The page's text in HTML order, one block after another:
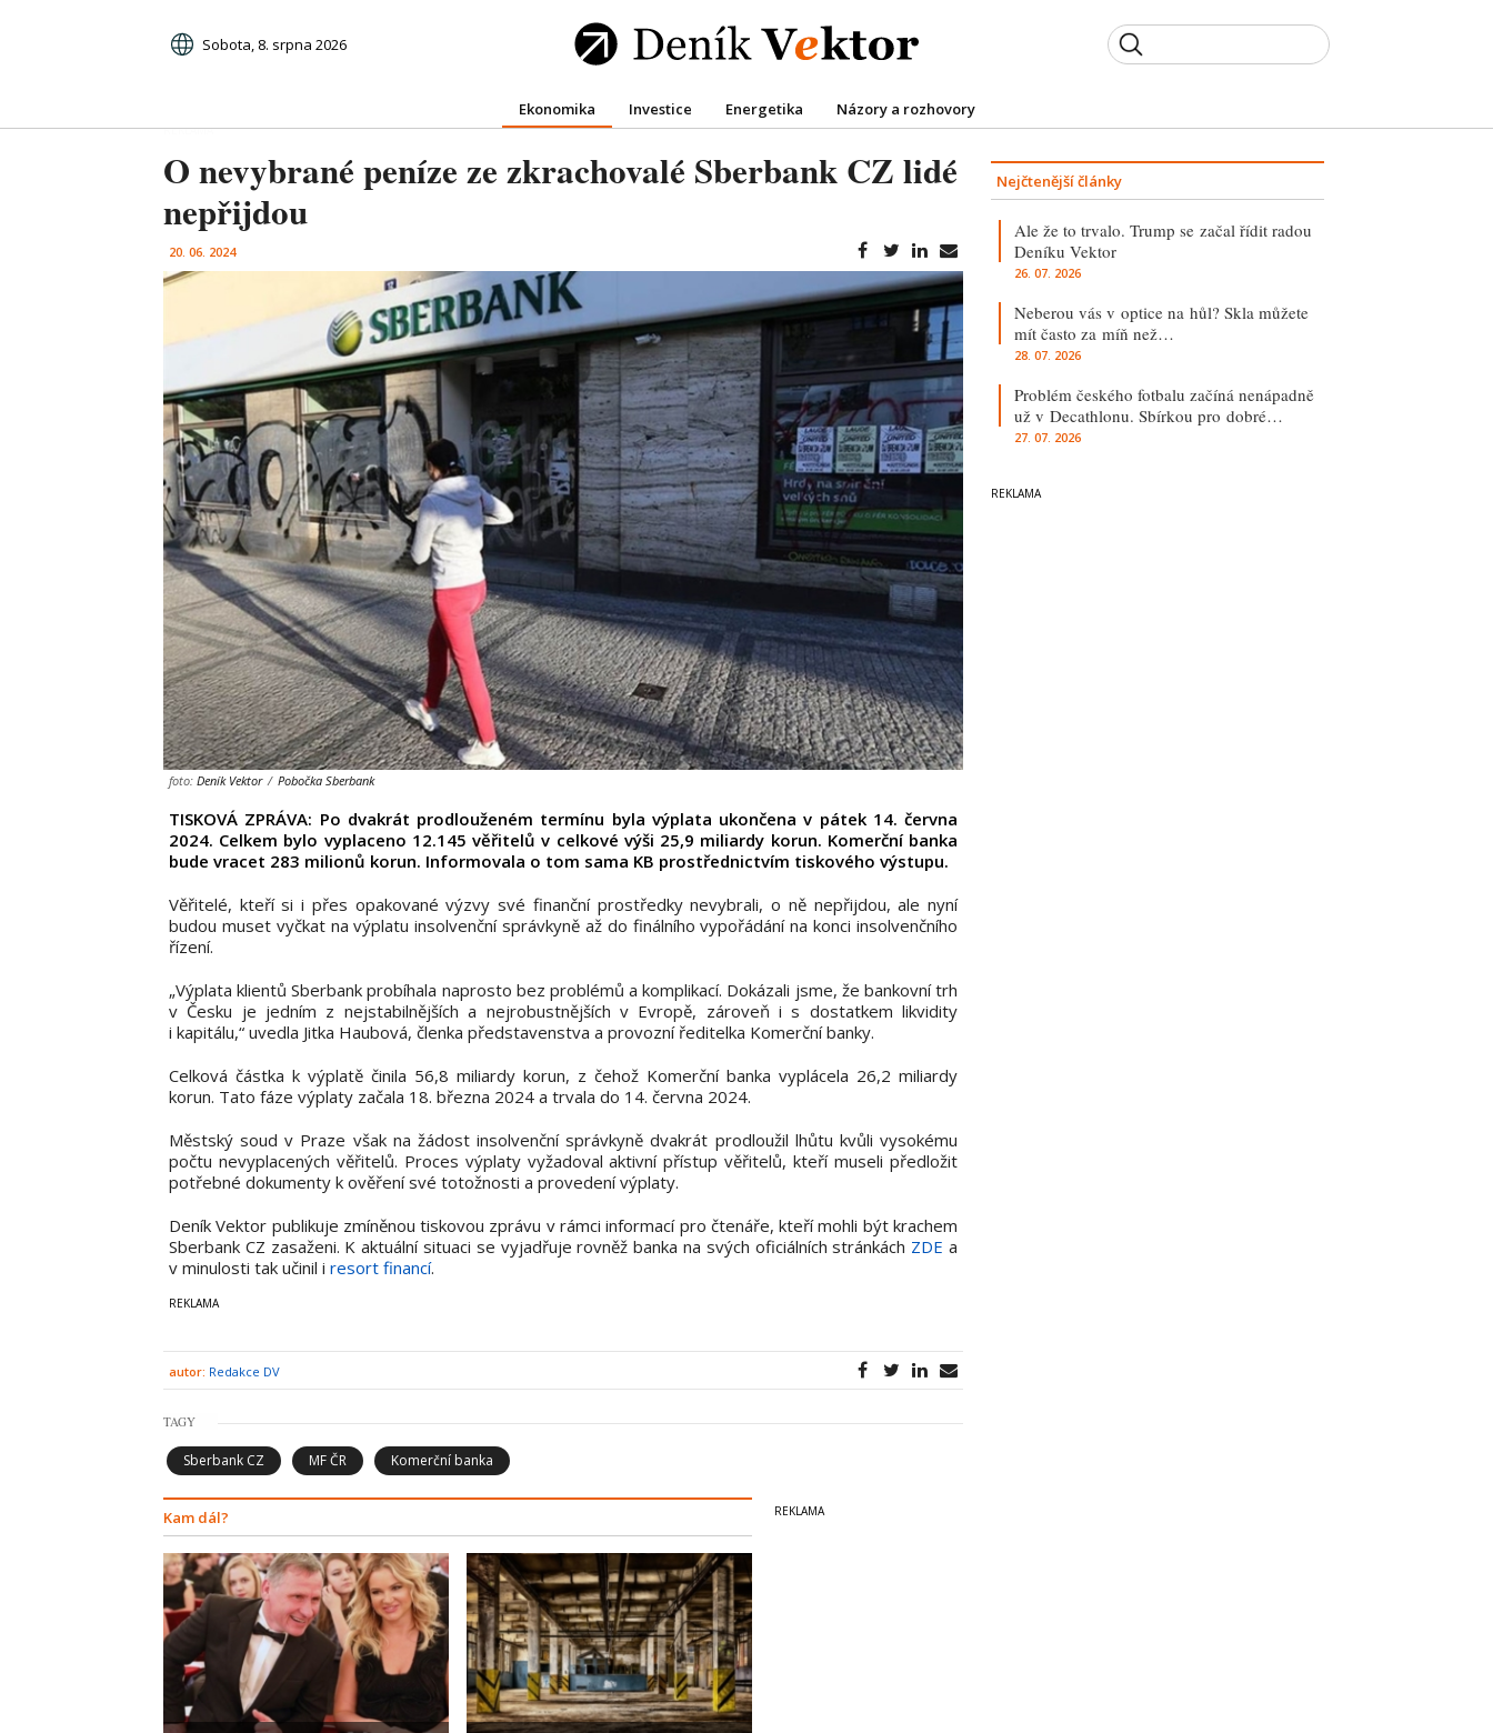
Sobota, 8. srpna 2026
Ekonomika Investice Energetika Názory a rozhovory
O nevybrané peníze ze zkrachovalé Sberbank CZ lidé
nepřijdou
20. 06. 2024
foto: Deník Vektor / Pobočka Sberbank
TISKOVÁ ZPRÁVA: Po dvakrát prodlouženém termínu byla výplata ukončena v pátek 14. června
2024. Celkem bylo vyplaceno 12.145 věřitelů v celkové výši 25,9 miliardy korun. Komerční banka
bude vracet 283 milionů korun. Informovala o tom sama KB prostřednictvím tiskového výstupu.
Věřitelé, kteří si i přes opakované výzvy své finanční prostředky nevybrali, o ně nepřijdou, ale nyní
budou muset vyčkat na výplatu insolvenční správkyně až do finálního vypořádání na konci insolvenčního
řízení.
„Výplata klientů Sberbank probíhala naprosto bez problémů a komplikací. Dokázali jsme, že bankovní trh
v Česku je jedním z nejstabilnějších a nejrobustnějších v Evropě, zároveň i s dostatkem likvidity
i kapitálu,“ uvedla Jitka Haubová, členka představenstva a provozní ředitelka Komerční banky.
Celková částka k výplatě činila 56,8 miliardy korun, z čehož Komerční banka vyplácela 26,2 miliardy
korun. Tato fáze výplaty začala 18. března 2024 a trvala do 14. června 2024.
Městský soud v Praze však na žádost insolvenční správkyně dvakrát prodloužil lhůtu kvůli vysokému
počtu nevyplacených věřitelů. Proces výplaty vyžadoval aktivní přístup věřitelů, kteří museli předložit
potřebné dokumenty k ověření své totožnosti a provedení výplaty.
Deník Vektor publikuje zmíněnou tiskovou zprávu v rámci informací pro čtenáře, kteří mohli být krachem
Sberbank CZ zasaženi. K aktuální situaci se vyjadřuje rovněž banka na svých oficiálních stránkách ZDEa
v minulosti tak učinil i resort financí.
autor: Redakce DV
TAGY
Sberbank CZ MF ČR Komerční banka
Nejčtenější články
Ale že to trvalo. Trump se začal řídit radou
Deníku Vektor
26. 07. 2026
Neberou vás v optice na hůl? Skla můžete
mít často za míň než…
28. 07. 2026
Problém českého fotbalu začíná nenápadně
už v Decathlonu. Sbírkou pro dobré…
27. 07. 2026
Kam dál?